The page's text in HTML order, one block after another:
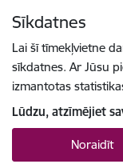
Sīkdatnes
Lai šī tīmekļvietne
sīkdatnes. Ar Jūsu
izmantotas
Lūdzu, atzīmējiet
Noraidīt